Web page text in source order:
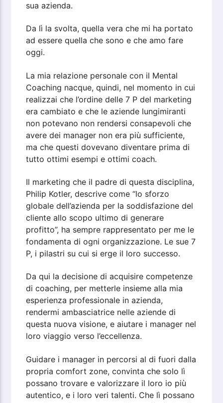
sua azienda.
Da lì la svolta, quella vera che mi ha portato
ad essere quella che sono e che amo fare
oggi.
La mia relazione personale con il Mental
Coaching nacque, quindi, nel momento in cui
realizzai che l’ordine delle 7 P del marketing
era cambiato e che le aziende lungimiranti
non potevano non rendersi consapevoli che
avere dei manager non era più sufficiente,
ma che questi dovevano diventare prima di
tutto ottimi esempi e ottimi coach.
Il marketing che il padre di questa disciplina,
Philip Kotler, descrive come “lo sforzo
globale dell’azienda per la soddisfazione del
cliente allo scopo ultimo di generare
profitto”, ha sempre rappresentato per me le
fondamenta di ogni organizzazione. Le sue 7
P, i pilastri su cui si erge il loro successo.
Da qui la decisione di acquisire competenze
di coaching, per metterle insieme alla mia
esperienza professionale in azienda,
rendermi ambasciatrice nelle aziende di
questa nuova visione, e aiutare i manager nel
loro viaggio verso l’eccellenza.
Guidare i manager in percorsi al di fuori dalla
propria comfort zone, convinta che solo lì
possano trovare e valorizzare il loro io più
autentico, e i loro veri talenti. Che lì possano